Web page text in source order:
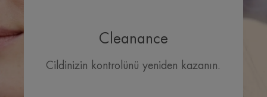
Cleanance
Cildinizin kontrolünü yeniden kazanın.